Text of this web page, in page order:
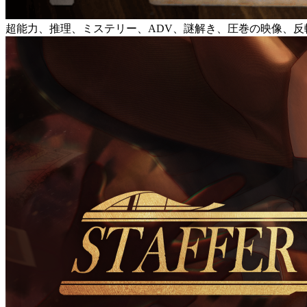
超能力、推理、ミステリー、ADV、謎解き、圧巻の映像、反